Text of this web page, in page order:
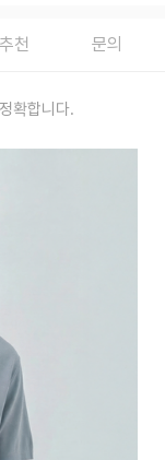
추천 문의
확합니다.